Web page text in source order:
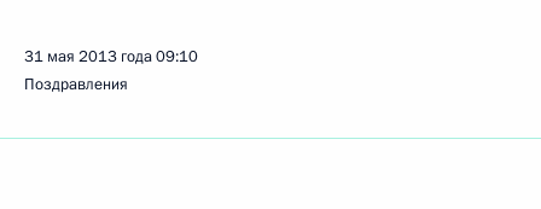
31 мая 2013 года09:10
Поздравления